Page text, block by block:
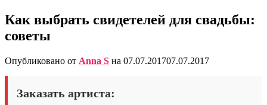
Как выбрать свидетелей для свадьбы:
советы
Опубликовано от Anna S на 07.07.201707.07.2017
Заказать артиста: